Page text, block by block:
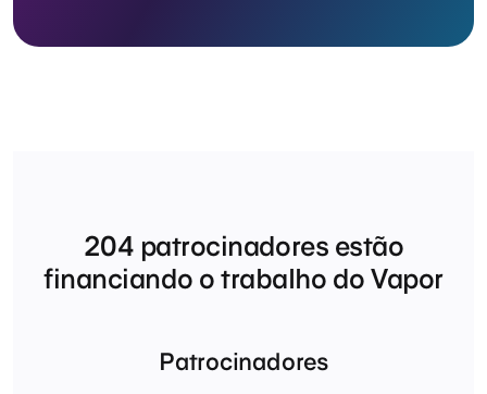
204 patrocinadores estão
financiando o trabalho do Vapor
Patrocinadores